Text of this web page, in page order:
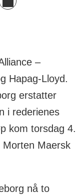
–
Hapag-Lloyd.
erstatter
i rederienes
kom torsdag 4.
Morten Maersk
nå to